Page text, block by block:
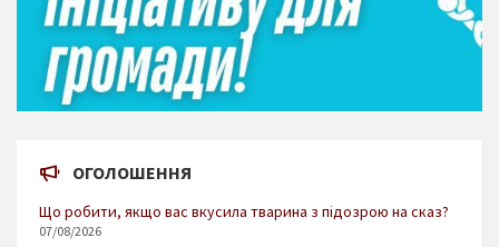
ОГОЛОШЕННЯ
Що робити, якщо вас вкусила тварина з підозрою на сказ?
07/08/2026